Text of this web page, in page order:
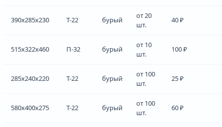
390x285x230 Т-22 бурый
от 20
шт.
40 ₽
515x322x460 П-32 бурый
от 10
шт.
100 ₽
285x240x220 Т-22 бурый
от 100
шт.
25 ₽
580x400x275 Т-22 бурый
от 100
шт.
60 ₽